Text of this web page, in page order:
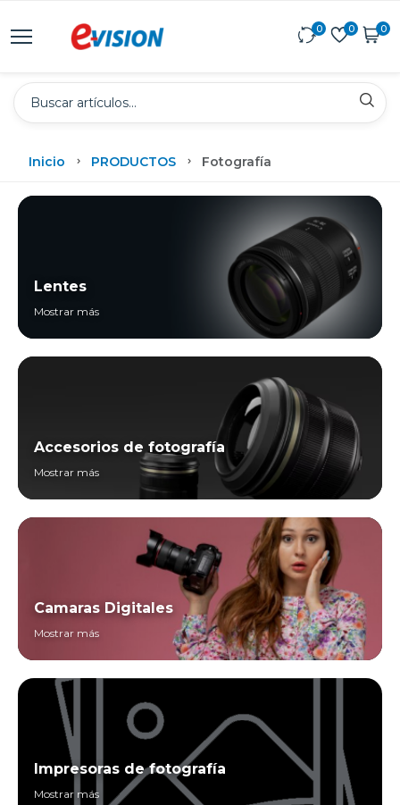
0 0 0
Inicio PRODUCTOS Fotografía
Lentes
Mostrar más
Accesorios de fotografía
Mostrar más
Camaras Digitales
Mostrar más
Impresoras de fotografía
Mostrar más